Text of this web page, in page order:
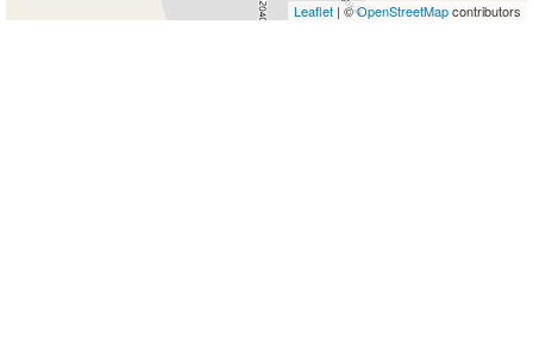
Leaflet | ©OpenStreetMapcontributors